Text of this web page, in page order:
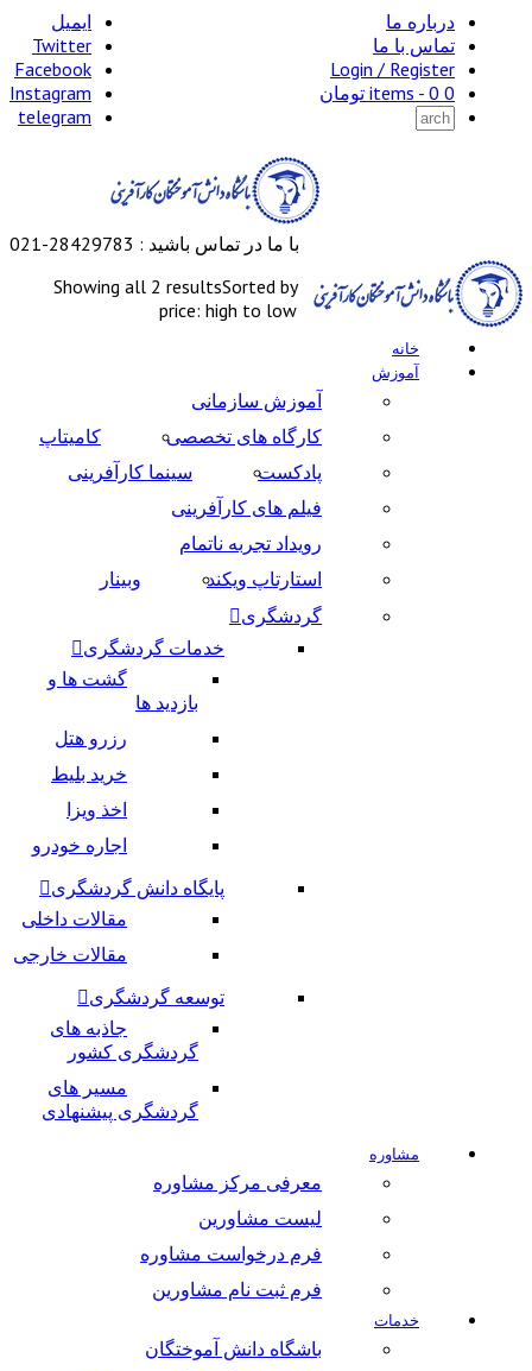
درباره ما
تماس با ما
Login / Register
0 items -
0 تومان
ایمیل
Twitter
Facebook
Instagram
telegram
با ما در تماس باشید : 28429783-021
خانه
آموزش
آموزش سازمانی
کارگاه های تخصصی
کامیتاپ
پادکست
سینما کارآفرینی
فیلم های کارآفرینی
رویداد تجربه ناتمام
استارتاپ ویکند
وبینار
گردشگری
خدمات گردشگری
گشت ها و
بازدید ها
رزرو هتل
خرید بلیط
اخذ ویزا
اجاره خودرو
پایگاه دانش گردشگری
مقالات داخلی
مقالات خارجی
توسعه گردشگری
جاذبه های
گردشگری کشور
مسیر های
گردشگری پیشنهادی
مشاوره
معرفی مرکز مشاوره
لیست مشاورین
فرم درخواست مشاوره
فرم ثبت نام مشاورین
خدمات
باشگاه دانش آموختگان
Showing all 2 resultsSorted by
price: high to low